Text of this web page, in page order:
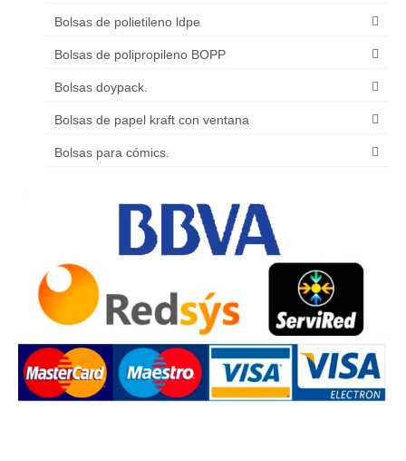
Bolsas de polietileno ldpe
Bolsas de polipropileno BOPP
Bolsas doypack.
Bolsas de papel kraft con ventana
Bolsas para cómics.